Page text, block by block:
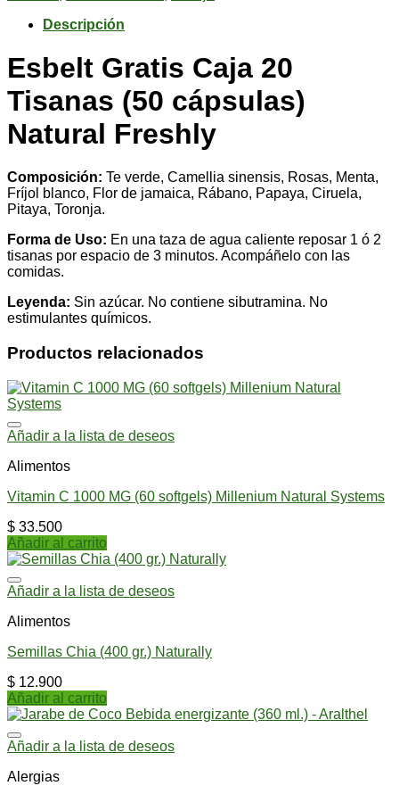
cápsulas)
Natural
Freshly
Descripción
Esbelt Gratis Caja 20
Tisanas (50 cápsulas)
Natural Freshly
Composición: Te verde, Camellia sinensis, Rosas, Menta,
Fríjol blanco, Flor de jamaica, Rábano, Papaya, Ciruela,
Pitaya, Toronja.
Forma de Uso: En una taza de agua caliente reposar 1 ó 2
tisanas por espacio de 3 minutos. Acompáñelo con las
comidas.
Leyenda: Sin azúcar. No contiene sibutramina. No
estimulantes químicos.
Productos relacionados
Añadir a la lista de deseos
Alimentos
Vitamin C 1000 MG (60 softgels) Millenium Natural Systems
$ 33.500
Añadir al carrito
Añadir a la lista de deseos
Alimentos
Semillas Chia (400 gr.) Naturally
$ 12.900
Añadir al carrito
Añadir a la lista de deseos
Alergias